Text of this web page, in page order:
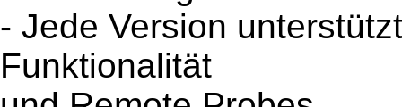
- Jede Version
Funktionalität